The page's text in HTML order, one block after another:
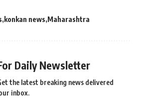
konkan news Maharashtra
Daily Newsletter
the latest breaking news delivered
inbox.